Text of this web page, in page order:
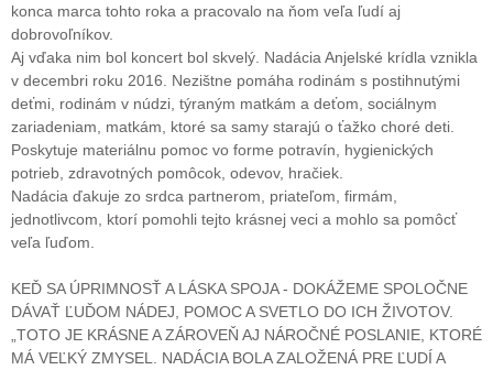
konca marca tohto roka a pracovalo na ňom veľa ľudí aj
dobrovoľníkov.
Aj vďaka nim bol koncert bol skvelý. Nadácia Anjelské krídla vznikla
v decembri roku 2016. Nezištne pomáha rodinám s postihnutými
deťmi, rodinám v núdzi, týraným matkám a deťom, sociálnym
zariadeniam, matkám, ktoré sa samy starajú o ťažko choré deti.
Poskytuje materiálnu pomoc vo forme potravín, hygienických
potrieb, zdravotných pomôcok, odevov, hračiek.
Nadácia ďakuje zo srdca partnerom, priateľom, firmám,
jednotlivcom, ktorí pomohli tejto krásnej veci a mohlo sa pomôcť
veľa ľuďom.
KEĎ SA ÚPRIMNOSŤ A LÁSKA SPOJA - DOKÁŽEME SPOLOČNE
DÁVAŤ ĽUĎOM NÁDEJ, POMOC A SVETLO DO ICH ŽIVOTOV.
„TOTO JE KRÁSNE A ZÁROVEŇ AJ NÁROČNÉ POSLANIE, KTORÉ
MÁ VEĽKÝ ZMYSEL. NADÁCIA BOLA ZALOŽENÁ PRE ĽUDÍ A